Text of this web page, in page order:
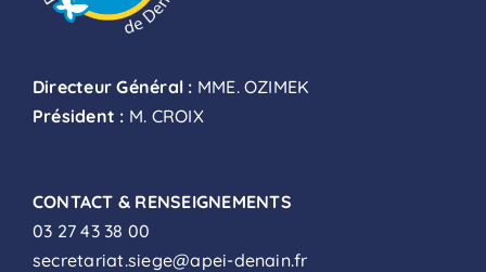
Directeur Général : MME. OZIMEK
Président : M. CROIX
CONTACT & RENSEIGNEMENTS
03 27 43 38 00
secretariat.siege@apei-denain.fr